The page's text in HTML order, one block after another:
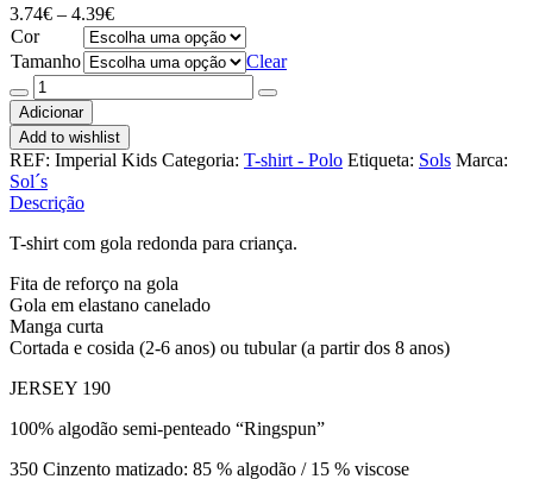
3.74€ – 4.39€Price
range:
3.74€
through
4.39€
Cor
Tamanho
Clear
Quantidade
de
Imperial
Kids
190
g/m²
Adicionar
Add to wishlist
REF: Imperial Kids Categoria: T-shirt - Polo Etiqueta: Sols Marca:
Sol´s
Descrição
T-shirt com gola redonda para criança.
Fita de reforço na gola
Gola em elastano canelado
Manga curta
Cortada e cosida (2-6 anos) ou tubular (a partir dos 8 anos)
JERSEY 190
100% algodão semi-penteado “Ringspun”
350 Cinzento matizado: 85 % algodão / 15 % viscose